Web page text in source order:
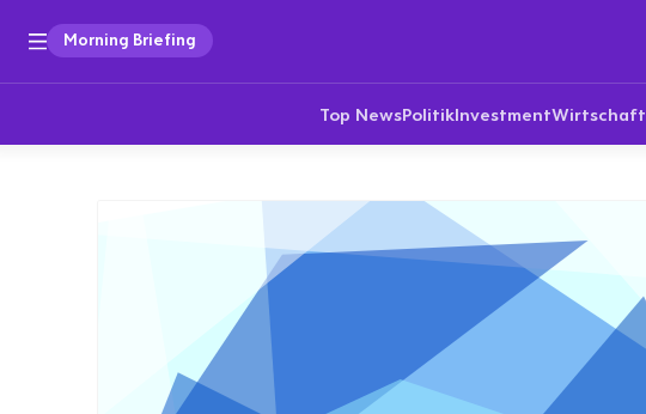
Morning Briefing
Top NewsPolitikInvestmentWirtschaft